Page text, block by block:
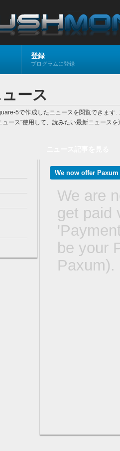
登録
プログラムに登録
ース
5で作成したニュースを閲覧できま
ュース"使用して、読みたい最新ニュース
We now offer
We are
get paid
be your
Paxum).